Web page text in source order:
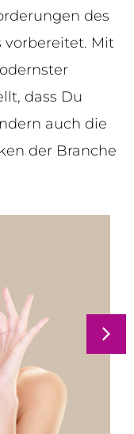
des
Mit
dass Du
auch die
der Branche